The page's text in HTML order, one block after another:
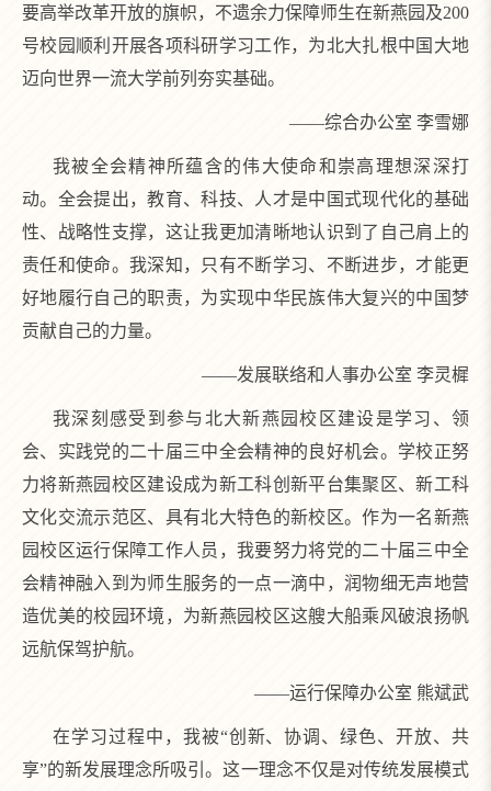
要高举改革开放的旗帜，不遗余力保障师生在新燕园及200
号校园顺利开展各项科研学习工作，为北大扎根中国大地
迈向世界一流大学前列夯实基础。
——综合办公室 李雪娜
我被全会精神所蕴含的伟大使命和崇高理想深深打
动。全会提出，教育、科技、人才是中国式现代化的基础
性、战略性支撑，这让我更加清晰地认识到了自己肩上的
责任和使命。我深知，只有不断学习、不断进步，才能更
好地履行自己的职责，为实现中华民族伟大复兴的中国梦
贡献自己的力量。
——发展联络和人事办公室 李灵樨
我深刻感受到参与北大新燕园校区建设是学习、领
会、实践党的二十届三中全会精神的良好机会。学校正努
力将新燕园校区建设成为新工科创新平台集聚区、新工科
文化交流示范区、具有北大特色的新校区。作为一名新燕
园校区运行保障工作人员，我要努力将党的二十届三中全
会精神融入到为师生服务的一点一滴中，润物细无声地营
造优美的校园环境，为新燕园校区这艘大船乘风破浪扬帆
远航保驾护航。
——运行保障办公室 熊斌武
在学习过程中，我被“创新、协调、绿色、开放、共
享”的新发展理念所吸引。这一理念不仅是对传统发展模式